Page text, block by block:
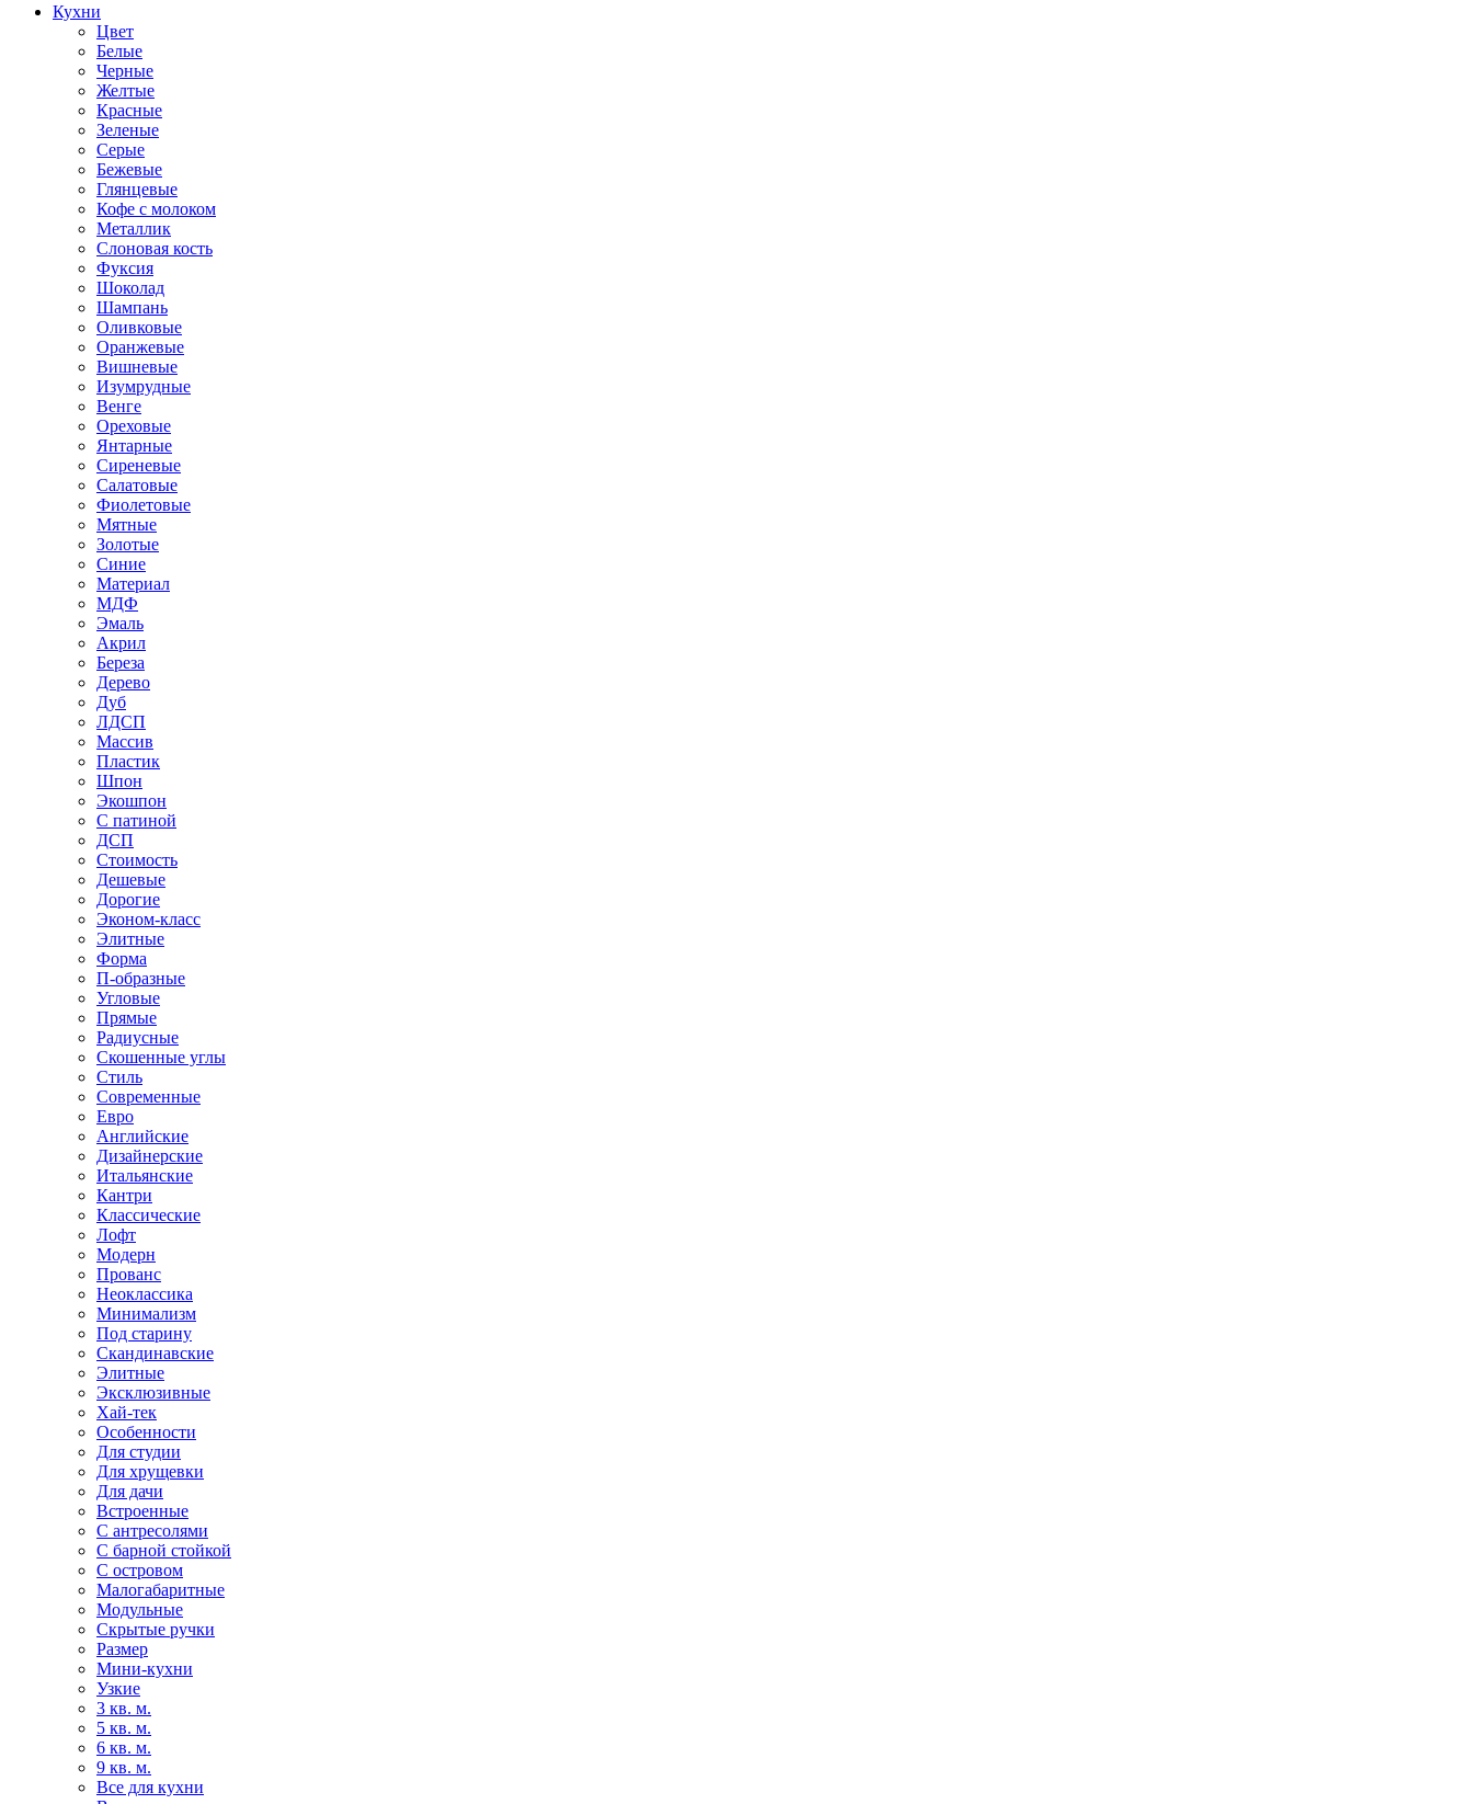
Кухни
Цвет
Белые
Черные
Желтые
Красные
Зеленые
Серые
Бежевые
Глянцевые
Кофе с молоком
Металлик
Слоновая кость
Фуксия
Шоколад
Шампань
Оливковые
Оранжевые
Вишневые
Изумрудные
Венге
Ореховые
Янтарные
Сиреневые
Салатовые
Фиолетовые
Мятные
Золотые
Синие
Материал
МДФ
Эмаль
Акрил
Береза
Дерево
Дуб
ЛДСП
Массив
Пластик
Шпон
Экошпон
С патиной
ДСП
Стоимость
Дешевые
Дорогие
Эконом-класс
Элитные
Форма
П-образные
Угловые
Прямые
Радиусные
Скошенные углы
Стиль
Современные
Евро
Английские
Дизайнерские
Итальянские
Кантри
Классические
Лофт
Модерн
Прованс
Неоклассика
Минимализм
Под старину
Скандинавские
Элитные
Эксклюзивные
Хай-тек
Особенности
Для студии
Для хрущевки
Для дачи
Встроенные
С антресолями
С барной стойкой
С островом
Малогабаритные
Модульные
Скрытые ручки
Размер
Мини-кухни
Узкие
3 кв. м.
5 кв. м.
6 кв. м.
9 кв. м.
Все для кухни